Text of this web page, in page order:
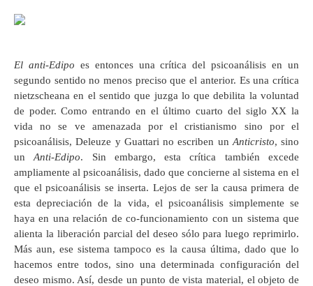
El anti-Edipo es entonces una crítica del psicoanálisis en un
segundo sentido no menos preciso que el anterior. Es una crítica
nietzscheana en el sentido que juzga lo que debilita la voluntad
de poder. Como entrando en el último cuarto del siglo XX la
vida no se ve amenazada por el cristianismo sino por el
psicoanálisis, Deleuze y Guattari no escriben un Anticristo, sino
unAnti-Edipo. Sin embargo, esta crítica también excede
ampliamente al psicoanálisis, dado que concierne al sistema en el
que el psicoanálisis se inserta. Lejos de ser la causa primera de
esta depreciación de la vida, el psicoanálisis simplemente se
haya en una relación de co-funcionamiento con un sistema que
alienta la liberación parcial del deseo sólo para luego reprimirlo.
Más aun, ese sistema tampoco es la causa última, dado que lo
hacemos entre todos, sino una determinada configuración del
deseo mismo. Así, desde un punto de vista material, el objeto de